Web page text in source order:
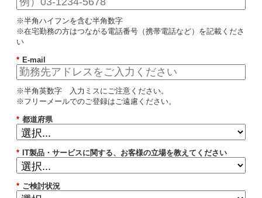
※半角ハイフンを含む半角数字
※在宅勤務の方はつながる電話番号（携帯電話など）を記載くださ
い
* E-mail
※半角英数字 入力ミスにご注意ください。
※フリーメールでのご登録はご遠慮ください。
* 都道府県
* IT製品・サービスに関する、お客様の立場を教えてください
* ご検討状況